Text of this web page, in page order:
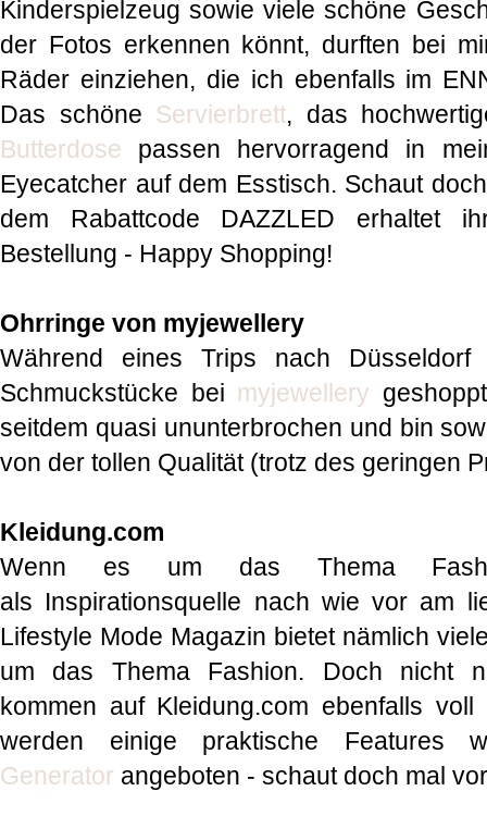
Kinderspielzeug sowie viele schöne
der Fotos erkennen könnt, durften bei
Räder einziehen, die ich ebenfalls im
Das schöne Servierbrett, das
Butterdose passen hervorragend in
Eyecatcher auf dem Esstisch. Schaut
dem Rabattcode DAZZLED erhaltet
Bestellung - Happy Shopping!
Ohrringe von myjewellery
Während eines Trips nach
Schmuckstücke bei myjewellery
seitdem quasi ununterbrochen und bin
von der tollen Qualität (trotz des geringen
Kleidung.com
Wenn es um das Thema
als Inspirationsquelle nach wie vor am
Lifestyle Mode Magazin bietet nämlich
um das Thema Fashion. Doch nicht
kommen auf Kleidung.com ebenfalls
werden einige praktische
Generator angeboten - schaut doch mal